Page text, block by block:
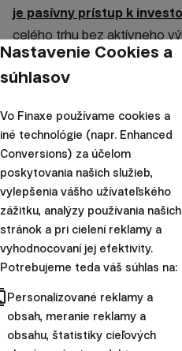
je pasívny prístup k
celého trhu bez aktívneho
snahy načasovať nákup a
Systémové
Ide o objektívne
spoločnosti, finančných
silách investora ho vo
Ekonomické cykly, teda
sú prirodzené.
Do systémových rizík
trhovú náladu s vplyvom na
makroekonomický vývoj,
fiškálna úroveň). Súvisiacimi
menové, inflačné a úrokové
Nastavenie Cookies a
súhlasov
Vo Finaxe používame cookies a
iné technológie (napr. Enhanced
Conversions) za účelom
poskytovania našich služieb,
vylepšenia vášho užívateľského
zážitku, analýzy používania našich
stránok a pri cielení reklamy a
vyhodnocovaní jej efektivity.
Potrebujeme teda váš súhlas na:
Personalizované reklamy a
obsah, meranie reklamy a
obsahu, štatistiky cieľových